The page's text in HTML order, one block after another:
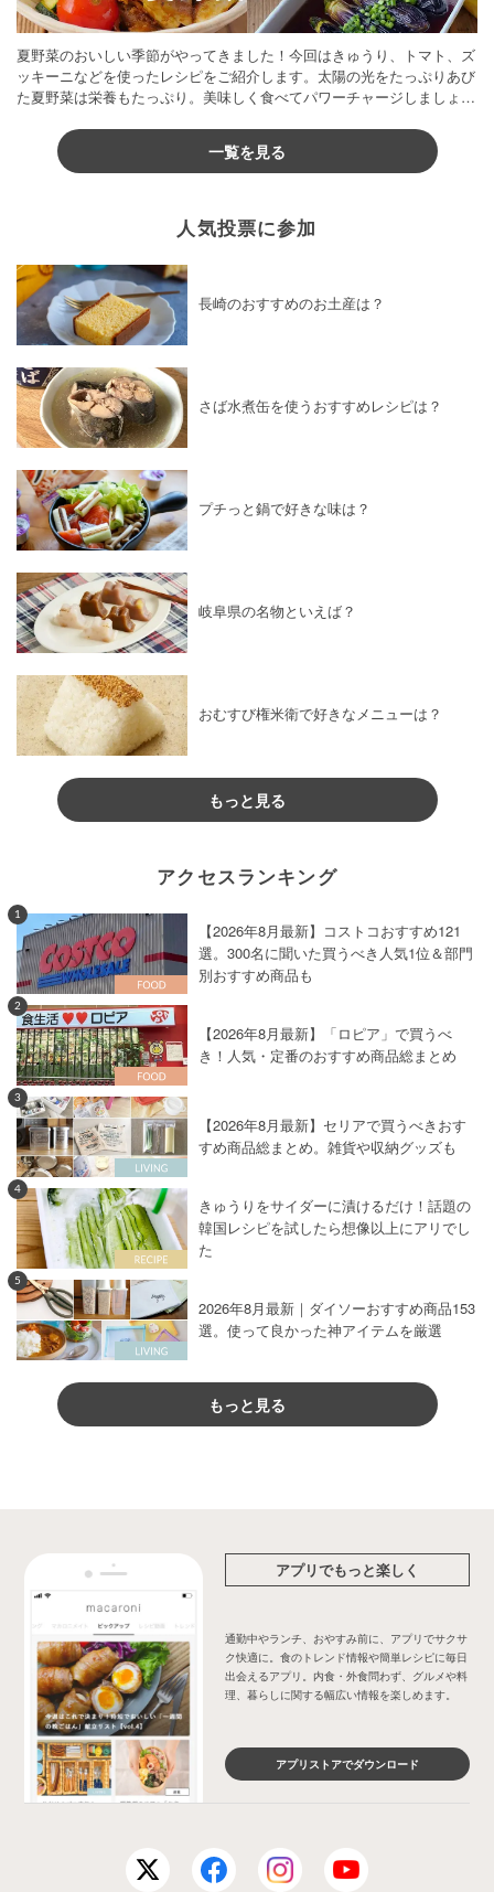
夏野菜のおいしい季節がやってきました！今回はきゅうり、トマト、ズ
ッキーニなどを使ったレシピをご紹介します。太陽の光をたっぷりあび
た夏野菜は栄養もたっぷり。美味しく食べてパワーチャージしましょう
一覧を見る
人気投票に参加
長崎のおすすめのお土産は？
さば水煮缶を使うおすすめレシピは？
プチっと鍋で好きな味は？
岐阜県の名物といえば？
おむすび権米衛で好きなメニューは？
もっと見る
アクセスランキング
1
【2026年8月最新】コストコおすすめ121
選。300名に聞いた買うべき人気1位＆部門
別おすすめ商品も
2
【2026年8月最新】「ロピア」で買うべ
き！人気・定番のおすすめ商品総まとめ
3
【2026年8月最新】セリアで買うべきおす
すめ商品総まとめ。雑貨や収納グッズも
4
きゅうりをサイダーに漬けるだけ！話題の
韓国レシピを試したら想像以上にアリでし
た
5
2026年8月最新｜ダイソーおすすめ商品153
選。使って良かった神アイテムを厳選
もっと見る
アプリでもっと楽しく
通勤中やランチ、おやすみ前に、アプリでサクサ
ク快適に。食のトレンド情報や簡単レシピに毎日
出会えるアプリ。内食・外食問わず、グルメや料
理、暮らしに関する幅広い情報を楽しめます。
アプリストアでダウンロード